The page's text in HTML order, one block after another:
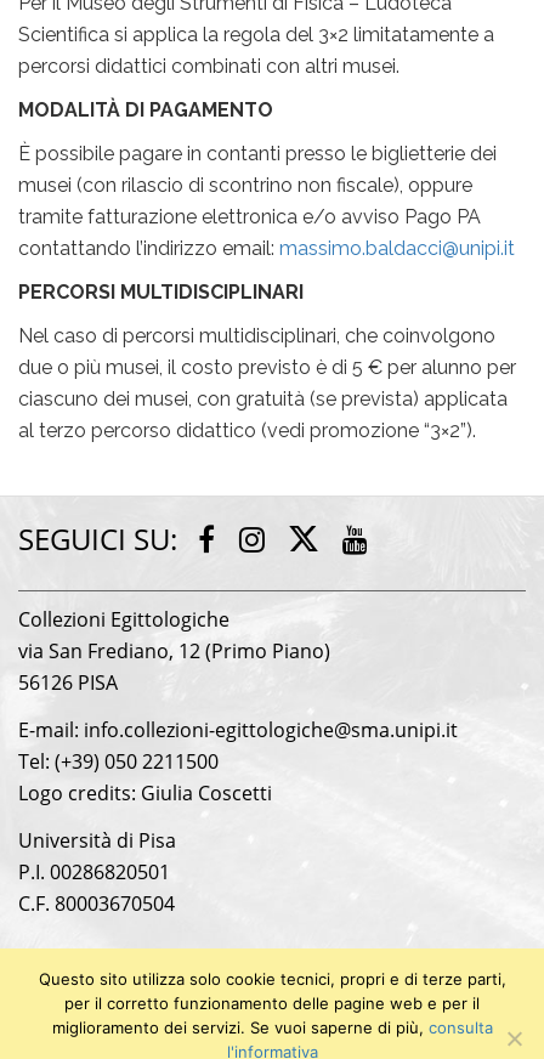
Scientifica si applica la regola del 3×2 limitatamente a
percorsi didattici combinati con altri musei.
MODALITÀ DI PAGAMENTO
È possibile pagare in contanti presso le biglietterie dei
musei (con rilascio di scontrino non fiscale), oppure
tramite fatturazione elettronica e/o avviso Pago PA
contattando l’indirizzo email: massimo.baldacci@unipi.it
PERCORSI MULTIDISCIPLINARI
Nel caso di percorsi multidisciplinari, che coinvolgono
due o più musei, il costo previsto è di 5 € per alunno per
ciascuno dei musei, con gratuità (se prevista) applicata
al terzo percorso didattico (vedi promozione “3×2”).
SEGUICI SU: Facebook
Instagram
Twitter
Collezioni Egittologiche
via San Frediano, 12 (Primo Piano)
56126 PISA
E-mail: info.collezioni-egittologiche@sma.unipi.it
Tel: (+39) 050 2211500
Logo credits: Giulia Coscetti
Università di Pisa
P.I. 00286820501
C.F. 80003670504
© 2018 Collezioni Egittologiche
Questo sito utilizza solo cookie tecnici, propri e di terze parti,
per il corretto funzionamento delle pagine web e per il
miglioramento dei servizi. Se vuoi saperne di più, consulta
l'informativa